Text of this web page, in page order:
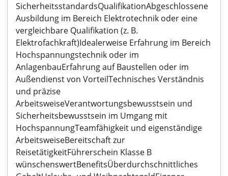
SicherheitsstandardsQualifikationAbgeschlossene
Ausbildung im Bereich Elektrotechnik oder eine
vergleichbare Qualifikation (z. B.
Elektrofachkraft)Idealerweise Erfahrung im Bereich
Hochspannungstechnik oder im
AnlagenbauErfahrung auf Baustellen oder im
Außendienst von VorteilTechnisches Verständnis
und präzise
ArbeitsweiseVerantwortungsbewusstsein und
Sicherheitsbewusstsein im Umgang mit
HochspannungTeamfähigkeit und eigenständige
ArbeitsweiseBereitschaft zur
ReisetätigkeitFührerschein Klasse B
wünschenswertBenefitsÜberdurchschnittliches